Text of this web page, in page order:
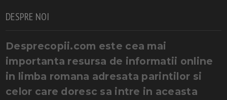
DESPRE NOI
Desprecopii.com este cea mai
importanta resursa de informatii online
in limba romana adresata parintilor si
celor care doresc sa intre in aceasta